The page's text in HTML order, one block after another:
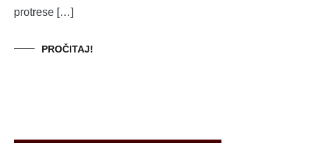
protrese […]
PROČITAJ!